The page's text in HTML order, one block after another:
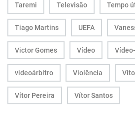
Taremi Televisão Tempo
Tiago Martins UEFA
Victor Gomes Vídeo
videoárbitro Violência
Vítor Pereira Vítor Santos